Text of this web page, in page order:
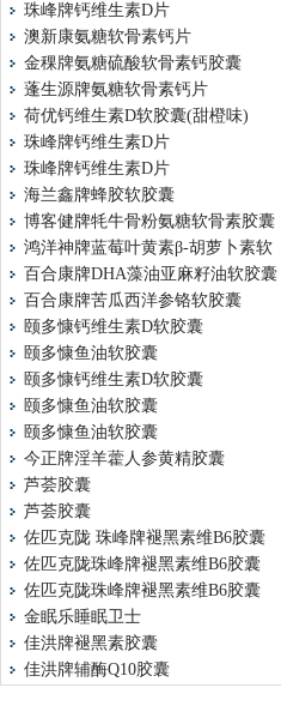
珠峰牌钙维生素D片
澳新康氨糖软骨素钙片
金稞牌氨糖硫酸软骨素钙胶囊
蓬生源牌氨糖软骨素钙片
荷优钙维生素D软胶囊(甜橙味)
珠峰牌钙维生素D片
珠峰牌钙维生素D片
海兰鑫牌蜂胶软胶囊
博客健牌牦牛骨粉氨糖软骨素胶囊
鸿洋神牌蓝莓叶黄素β-胡萝卜素软
百合康牌DHA藻油亚麻籽油软胶囊
百合康牌苦瓜西洋参铬软胶囊
颐多慷钙维生素D软胶囊
颐多慷鱼油软胶囊
颐多慷钙维生素D软胶囊
颐多慷鱼油软胶囊
颐多慷鱼油软胶囊
今正牌淫羊藿人参黄精胶囊
芦荟胶囊
芦荟胶囊
佐匹克陇 珠峰牌褪黑素维B6胶囊
佐匹克陇珠峰牌褪黑素维B6胶囊
佐匹克陇珠峰牌褪黑素维B6胶囊
金眠乐睡眠卫士
佳洪牌褪黑素胶囊
佳洪牌辅酶Q10胶囊